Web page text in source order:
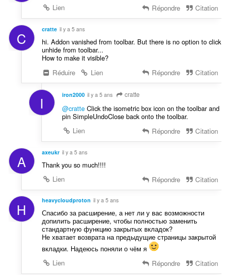
Lien
Répondre Citation
C cratte il y a 5 ans
hi. Addon vanished from toolbar. But there is no option to click
unhide from toolbar...
How to make it visible?
Réduire
Lien Répondre Citation
I iron2000 il y a 5 ans cratte
@cratteClick the isometric box icon on the toolbar and
pin SimpleUndoClose back onto the toolbar.
Lien
Répondre Citation
A axeukr il y a 5 ans
Thank you so much!!!!
Lien
Répondre Citation
H heavycloudproton il y a 5 ans
Спасибо за расширение, а нет ли у вас возможности
допилить расширение, чтобы полностью заменить
стандартную функцию закрытых вкладок?
Не хватает возврата на предыдущие страницы закрытой
вкладки. Надеюсь поняли о чём я
Lien
Répondre Citation